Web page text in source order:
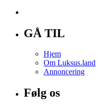
GÅ TIL
Hjem
Om Luksus.land
Annoncering
Følg os